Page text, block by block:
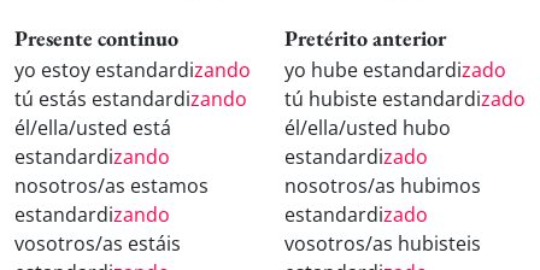
Presente continuo
yo estoy estandardizando
tú estás estandardizando
él/ella/usted está
estandardizando
nosotros/as estamos
estandardizando
vosotros/as estáis
Pretérito anterior
yo hube estandardizado
tú hubiste estandardizado
él/ella/usted hubo
estandardizado
nosotros/as hubimos
estandardizado
vosotros/as hubisteis